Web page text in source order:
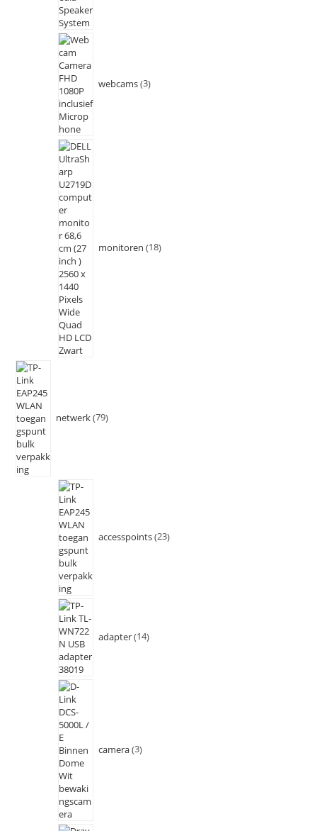
webcams 3
monitoren 18
netwerk 79
accesspoints 23
adapter 14
camera 3